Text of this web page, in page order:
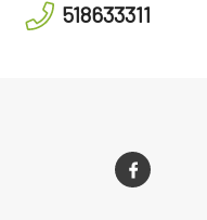
518633311